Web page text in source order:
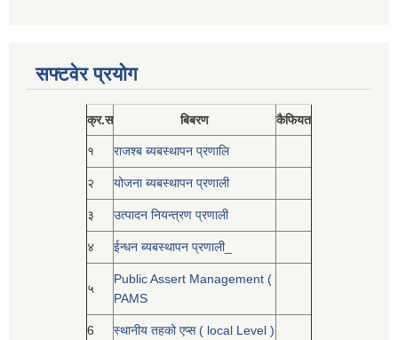
सफ्टवेर प्रयोग
क्र.स बिबरण कैफियत
१ राजश्ब ब्यबस्थापन प्रणालि
२ योजना ब्यबस्थापन प्रणाली
३ उत्पादन नियन्त्रण प्रणाली
४ ईन्धन ब्यबस्थापन प्रणाली_
५
Public Assert Management (
PAMS
6 स्थानीय तहको एप्स ( local Level )